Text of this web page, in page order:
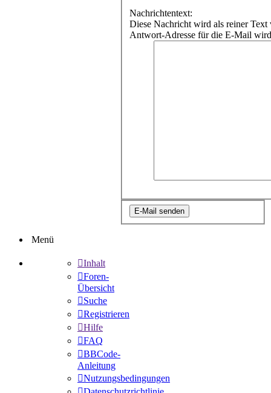
Nachrichtentext:
Diese Nachricht wird als reiner
Antwort-Adresse für die E-Mail
Menü
Inhalt
Foren-
Übersicht
Suche
Registrieren
Hilfe
FAQ
BBCode-
Anleitung
Nutzungsbedingungen